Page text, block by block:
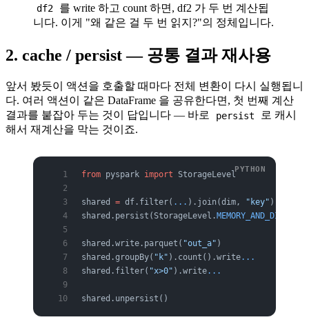
df2
를 write 하고 count 하면, df2 가 두 번 계산됩
니다. 이게 "왜 같은 걸 두 번 읽지?"의 정체입니다.
2. cache / persist — 공통 결과 재사용
앞서 봤듯이 액션을 호출할 때마다 전체 변환이 다시 실행됩니
다. 여러 액션이 같은 DataFrame 을 공유한다면, 첫 번째 계산
결과를 붙잡아 두는 것이 답입니다 — 바로
persist
로 캐시
해서 재계산을 막는 것이죠.
from pyspark import StorageLevel
shared = df.filter( ... ).join(dim, "key" )
shared.persist(StorageLevel. MEMORY_AND_DISK
shared.write.parquet( "out_a" )
shared.groupBy( "k" ).count().write...
shared.filter( "x>0" ).write...
shared.unpersist()